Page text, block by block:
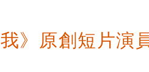
我》原創短片